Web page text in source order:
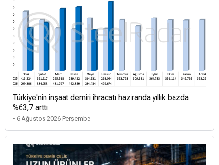
Türkiye'nin inşaat demiri ihracatı haziranda yıllık bazda
%63,7 arttı
• 6 Ağustos 2026 Perşembe